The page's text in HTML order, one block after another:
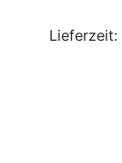
Lieferzeit: